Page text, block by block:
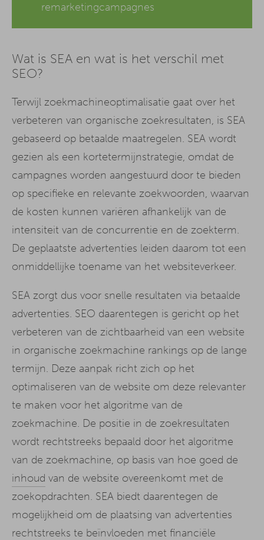
remarketingcampagnes
Wat is SEA en wat is het verschil met
SEO?
Terwijl zoekmachineoptimalisatie gaat over het
verbeteren van organische zoekresultaten, is SEA
gebaseerd op betaalde maatregelen. SEA wordt
gezien als een kortetermijnstrategie, omdat de
campagnes worden aangestuurd door te bieden
op specifieke en relevante zoekwoorden, waarvan
de kosten kunnen variëren afhankelijk van de
intensiteit van de concurrentie en de zoekterm.
De geplaatste advertenties leiden daarom tot een
onmiddellijke toename van het websiteverkeer.
SEA zorgt dus voor snelle resultaten via betaalde
advertenties. SEO daarentegen is gericht op het
verbeteren van de zichtbaarheid van een website
in organische zoekmachine rankings op de lange
termijn. Deze aanpak richt zich op het
optimaliseren van de website om deze relevanter
te maken voor het algoritme van de
zoekmachine. De positie in de zoekresultaten
wordt rechtstreeks bepaald door het algoritme
van de zoekmachine, op basis van hoe goed de
inhoud van de website overeenkomt met de
zoekopdrachten. SEA biedt daarentegen de
mogelijkheid om de plaatsing van advertenties
rechtstreeks te beïnvloeden met financiële